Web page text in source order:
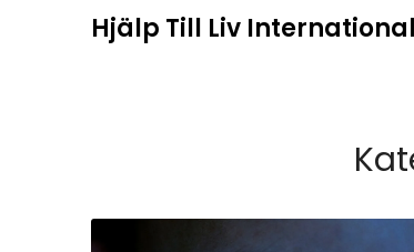
Hjälp Till Liv International